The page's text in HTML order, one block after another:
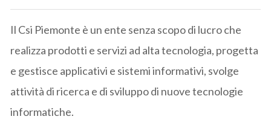
Il Csi Piemonte è un ente senza scopo di lucro che
realizza prodotti e servizi ad alta tecnologia, progetta
e gestisce applicativi e sistemi informativi, svolge
attività di ricerca e di sviluppo di nuove tecnologie
informatiche.